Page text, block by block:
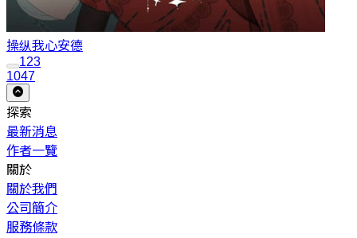
操纵我心安德
123
1047
探索
最新消息
作者一覽
關於
關於我們
公司簡介
服務條款